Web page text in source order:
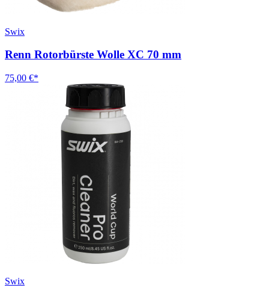
Swix
Renn Rotorbürste Wolle XC 70 mm
75,00 €*
Swix